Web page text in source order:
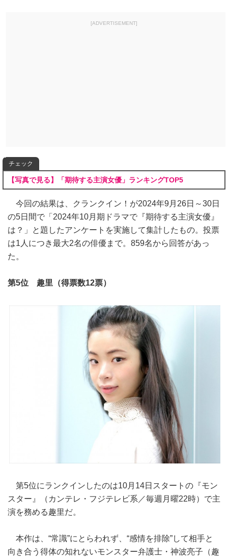
[ADVERTISEMENT]
チェック
【写真で見る】「期待する主演女優」ランキングTOP5
今回の結果は、クランクイン！が2024年9月26日～30日
の5日間で「2024年10月期ドラマで『期待する主演女優』
は？」と題したアンケートを実施して集計したもの。投票
は1人につき最大2名の俳優まで。859名から回答があっ
た。
第5位 趣里（得票数12票）
第5位にランクインしたのは10月14日スタートの『モン
スター』（カンテレ・フジテレビ系／毎週月曜22時）で主
演を務める趣里だ。
本作は、“常識”にとらわれず、“感情を排除”して相手と
向き合う得体の知れないモンスター弁護士・神波亮子（趣